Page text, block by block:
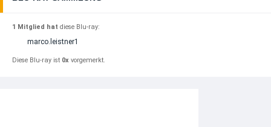
1 Mitglied hat diese Blu-ray:
marco.leistner1
Diese Blu-ray ist 0x vorgemerkt.